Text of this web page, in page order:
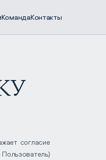
КомандаКонтакты
согласие